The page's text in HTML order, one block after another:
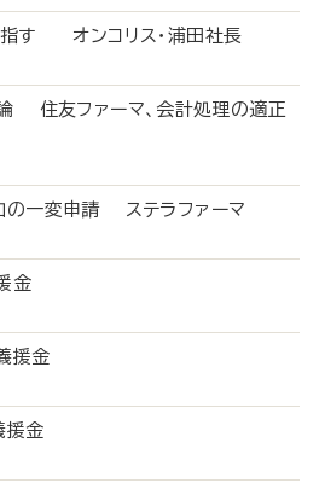
す オンコリス・浦田社長
住友ファーマ、会計処理の適正
の一変申請 ステラファーマ
援金
義援金
義援金